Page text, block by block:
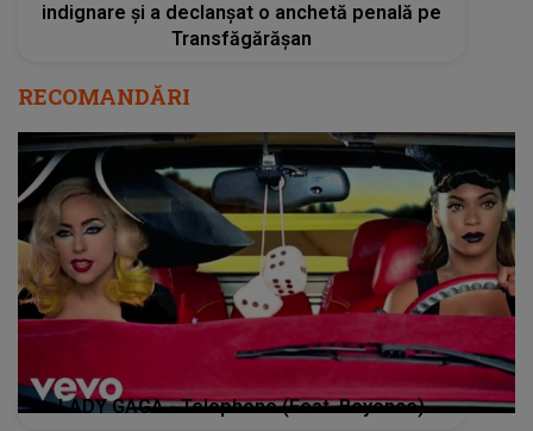
indignare și a declanșat o anchetă penală pe
Transfăgărășan
RECOMANDĂRI
LADY GAGA - Telephone (Feat. Beyonce)